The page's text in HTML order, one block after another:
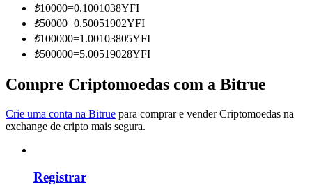
Guia
₺10000=0.1001038YFI
₺50000=0.50051902YFI
₺100000=1.00103805YFI
₺500000=5.00519028YFI
Compre Criptomoedas com a Bitrue
Crie uma conta na Bitrue para comprar e vender Criptomoedas na
exchange de cripto mais segura.
Registrar